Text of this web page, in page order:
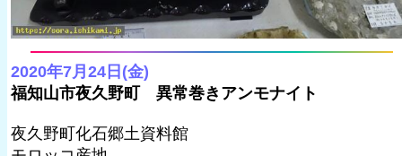
2020年7月24日(金)
福知山市夜久野町 異常巻きアンモナイト
夜久野町化石郷土資料館